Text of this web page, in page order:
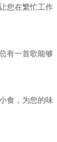
您在繁忙工作
有一首歌能够
食，为您的味